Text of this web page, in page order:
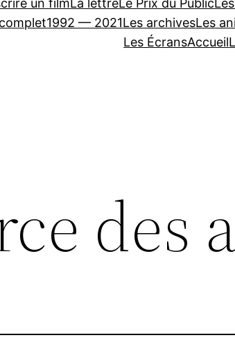
un filmLa lettreLe Prix du Public
1992 — 2021Les archivesLes
Les ÉcransAccueil
des